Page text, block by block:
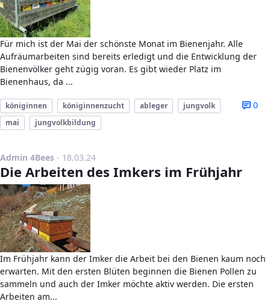
Für mich ist der Mai der schönste Monat im Bienenjahr. Alle
Aufräumarbeiten sind bereits erledigt und die Entwicklung der
Bienenvölker geht zügig voran. Es gibt wieder Platz im
Bienenhaus, da ...
0
königinnen königinnenzucht ableger
jungvolk
mai
jungvolkbildung
Admin 4Bees - Publikationsdatum
18.03.24
Die Arbeiten des Imkers im Frühjahr
Im Frühjahr kann der Imker die Arbeit bei den Bienen kaum noch
erwarten. Mit den ersten Blüten beginnen die Bienen Pollen zu
sammeln und auch der Imker möchte aktiv werden. Die ersten
Arbeiten am...